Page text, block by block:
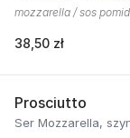
mozzarella / sos
38,50 zł
Prosciutto
Ser Mozzarella,